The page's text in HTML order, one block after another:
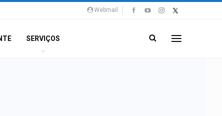
Webmail
SERVIÇOS